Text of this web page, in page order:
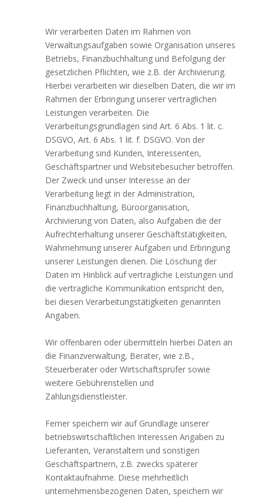
Wir verarbeiten Daten im Rahmen von
Verwaltungsaufgaben sowie Organisation unseres
Betriebs, Finanzbuchhaltung und Befolgung der
gesetzlichen Pflichten, wie z.B. der Archivierung.
Hierbei verarbeiten wir dieselben Daten, die wir im
Rahmen der Erbringung unserer vertraglichen
Leistungen verarbeiten. Die
Verarbeitungsgrundlagen sind Art. 6 Abs. 1 lit. c.
DSGVO, Art. 6 Abs. 1 lit. f. DSGVO. Von der
Verarbeitung sind Kunden, Interessenten,
Geschäftspartner und Websitebesucher betroffen.
Der Zweck und unser Interesse an der
Verarbeitung liegt in der Administration,
Finanzbuchhaltung, Büroorganisation,
Archivierung von Daten, also Aufgaben die der
Aufrechterhaltung unserer Geschäftstätigkeiten,
Wahrnehmung unserer Aufgaben und Erbringung
unserer Leistungen dienen. Die Löschung der
Daten im Hinblick auf vertragliche Leistungen und
die vertragliche Kommunikation entspricht den,
bei diesen Verarbeitungstätigkeiten genannten
Angaben.
Wir offenbaren oder übermitteln hierbei Daten an
die Finanzverwaltung, Berater, wie z.B.,
Steuerberater oder Wirtschaftsprüfer sowie
weitere Gebührenstellen und
Zahlungsdienstleister.
Ferner speichern wir auf Grundlage unserer
betriebswirtschaftlichen Interessen Angaben zu
Lieferanten, Veranstaltern und sonstigen
Geschäftspartnern, z.B. zwecks späterer
Kontaktaufnahme. Diese mehrheitlich
unternehmensbezogenen Daten, speichern wir